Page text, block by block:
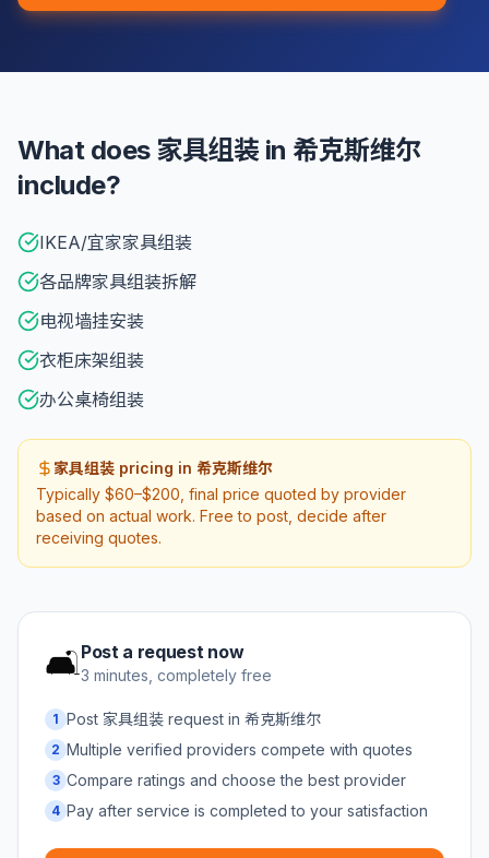
What does 家具组装 in 希克斯维尔
include?
IKEA/宜家家具组装
各品牌家具组装拆解
电视墙挂安装
衣柜床架组装
办公桌椅组装
家具组装 pricing in 希克斯维尔
Typically $60–$200, final price quoted by provider
based on actual work. Free to post, decide after
receiving quotes.
🛋️ Post a request now
3 minutes, completely free
1 Post 家具组装 request in 希克斯维尔
2 Multiple verified providers compete with quotes
3 Compare ratings and choose the best provider
4 Pay after service is completed to your satisfaction